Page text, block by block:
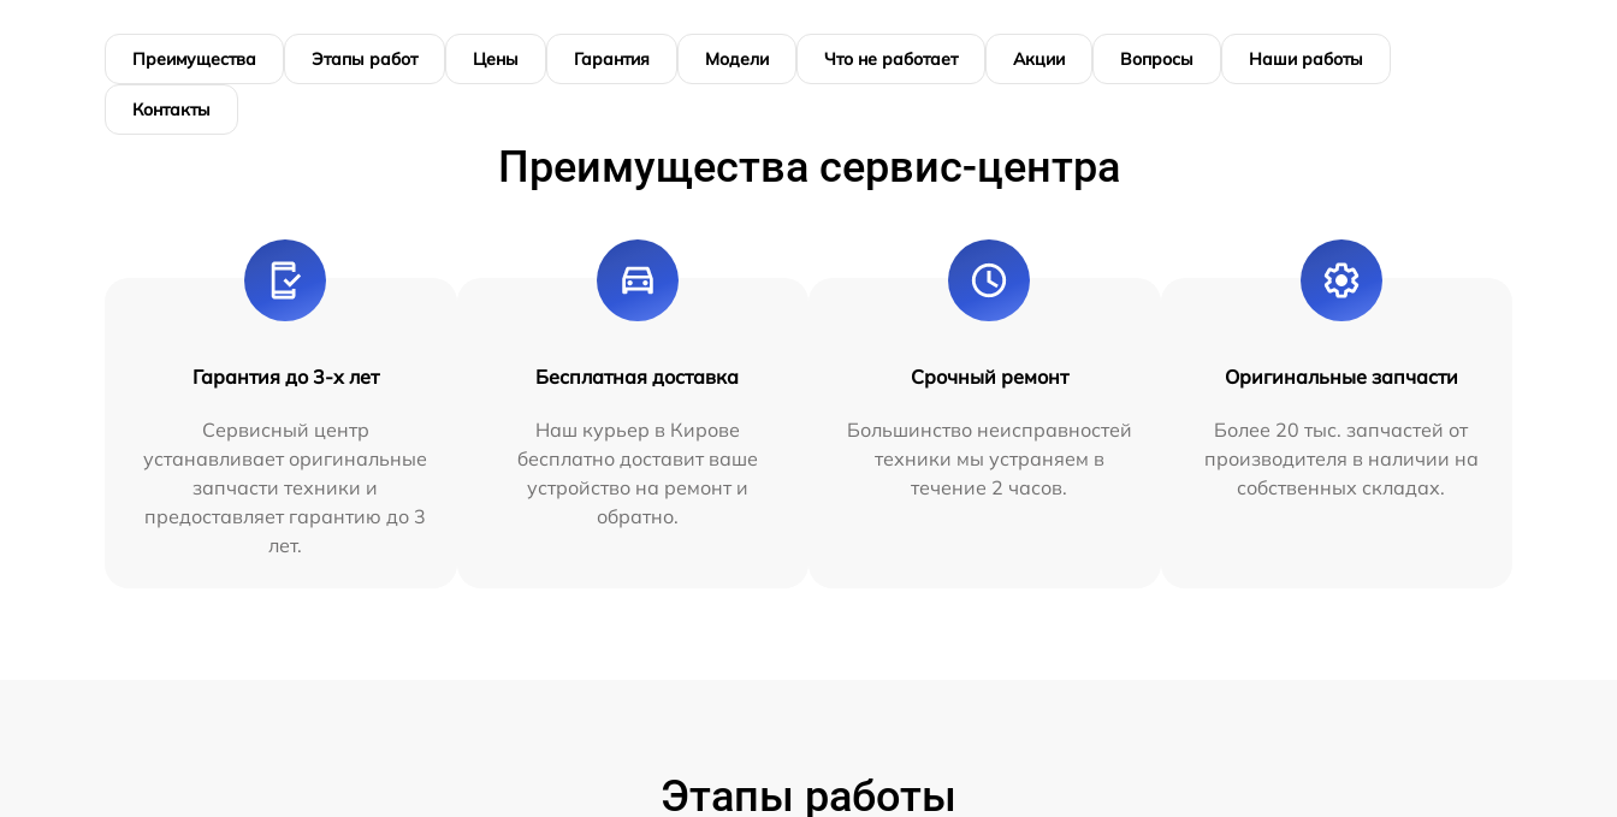
Преимущества Этапы работ Цены Гарантия Модели Что не работает Акции Вопросы Наши работы
Контакты
Преимущества сервис-центра
Гарантия до 3-х лет
Сервисный центр
устанавливает оригинальные
запчасти техники и
предоставляет гарантию до 3
лет.
Бесплатная доставка
Наш курьер в Кирове
бесплатно доставит ваше
устройство на ремонт и
обратно.
Срочный ремонт
Большинство неисправностей
техники мы устраняем в
течение 2 часов.
Оригинальные запчасти
Более 20 тыс. запчастей от
производителя в наличии на
собственных складах.
Этапы работы